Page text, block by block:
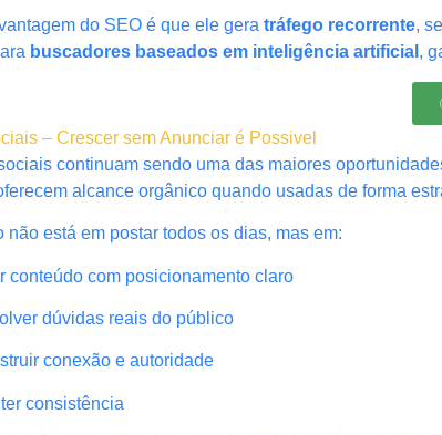
do SEO é que ele gera tráfego recorrente,
buscadores baseados em inteligência artificial ,
– Crescer sem Anunciar é Possivel
continuam sendo uma das maiores
alcance orgânico quando usadas de forma
não está em postar todos os dias, mas em:
conteúdo com posicionamento claro
dúvidas reais do público
conexão e autoridade
consistência